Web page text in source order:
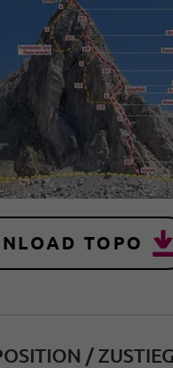
TOPO
/ ZUSTIEG